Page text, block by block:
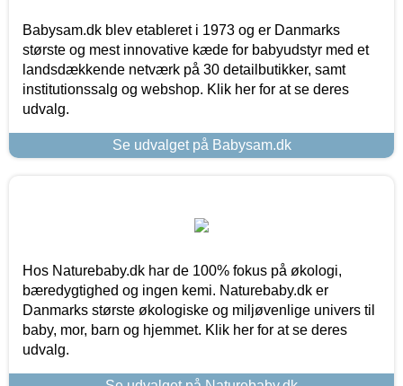
Babysam.dk blev etableret i 1973 og er Danmarks
største og mest innovative kæde for babyudstyr med et
landsdækkende netværk på 30 detailbutikker, samt
institutionssalg og webshop. Klik her for at se deres
udvalg.
Se udvalget på Babysam.dk
Hos Naturebaby.dk har de 100% fokus på økologi,
bæredygtighed og ingen kemi. Naturebaby.dk er
Danmarks største økologiske og miljøvenlige univers til
baby, mor, barn og hjemmet. Klik her for at se deres
udvalg.